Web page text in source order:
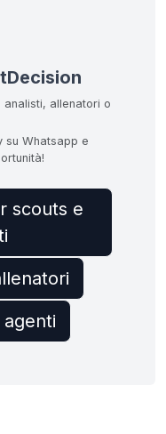
allenatori o
su Whatsapp e
scouts e